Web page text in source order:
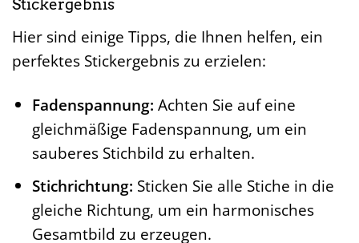
Stickergebnis
Hier sind einige Tipps, die Ihnen helfen, ein
perfektes Stickergebnis zu erzielen:
Fadenspannung: Achten Sie auf eine
gleichmäßige Fadenspannung, um ein
sauberes Stichbild zu erhalten.
Stichrichtung: Sticken Sie alle Stiche in die
gleiche Richtung, um ein harmonisches
Gesamtbild zu erzeugen.